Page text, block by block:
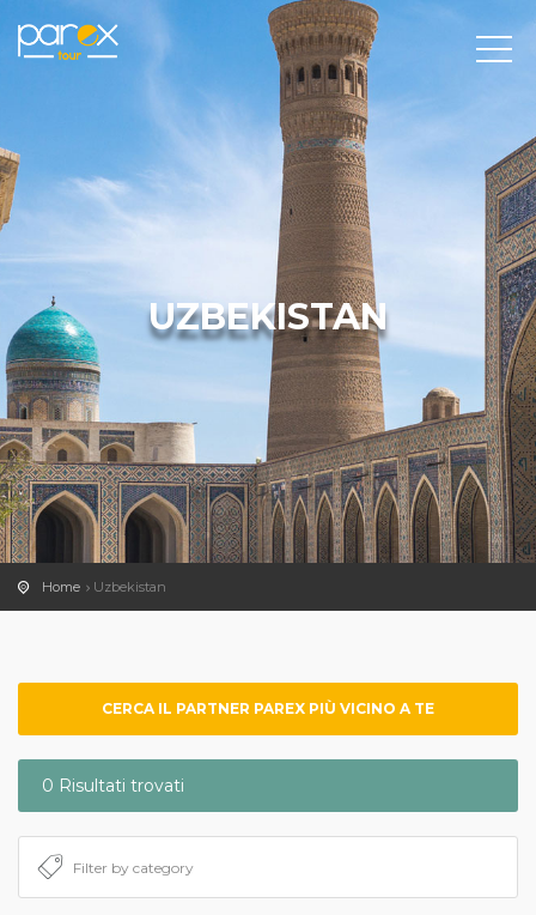
UZBEKISTAN
Home Uzbekistan
CERCA IL PARTNER PAREX PIÙ VICINO A TE
0 Risultati trovati